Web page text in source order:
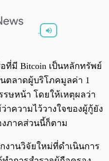
ที่มี Bitcoin เป็นหลักทรัพย์
ตลาดผู้บริโภคมูลค่า 1
ษหน้า โดยให้เหตุผลว่า
ความไว้วางใจของผู้กู้ยัง
ภาคส่วนนี้ก็ตาม
านวิจัยใหม่ที่ดำเนินการ